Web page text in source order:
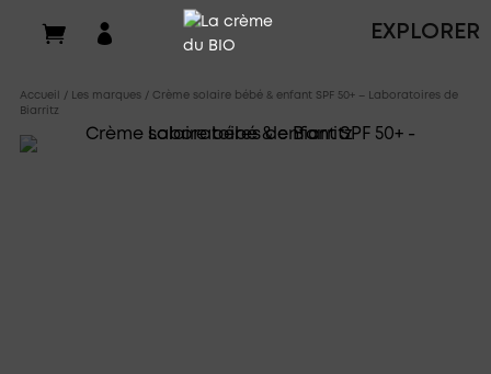
EXPLORER

Accueil / Les marques / Crème solaire bébé & enfant SPF 50+ – Laboratoires de
Biarritz